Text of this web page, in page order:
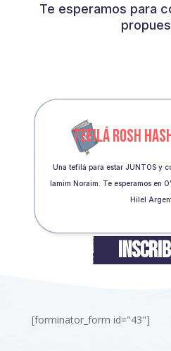
Te esperamos para
TEFILÁ ROSH
Una tefilá para estar JUNTOS y
Iamim Noraim. Te esperamos en
Hilel
[forminator_form id="43"]